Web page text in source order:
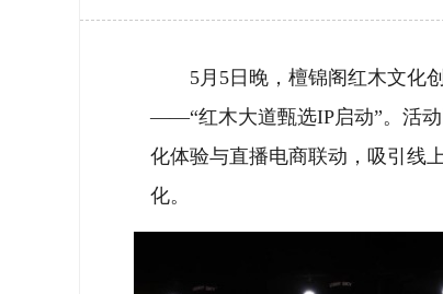
5月5日晚，檀锦阁红木文化
——“红木大道甄选IP启动”。活动
化体验与直播电商联动，吸引线
化。